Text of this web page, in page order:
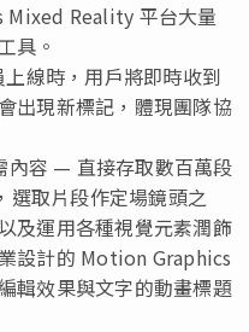
Reality 平台大量
具。
線時，用戶將即時收到
出現新標記，體現團隊協
容 — 直接存取數百萬段
選取片段作定場鏡頭之
及運用各種視覺元素潤飾
設計的 Motion Graphics
輯效果與文字的動畫標題